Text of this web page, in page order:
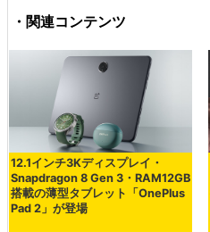
・関連コンテンツ
12.1インチ3Kディスプレイ・
Snapdragon 8 Gen 3・RAM12GB
搭載の薄型タブレット「OnePlus
Pad 2」が登場